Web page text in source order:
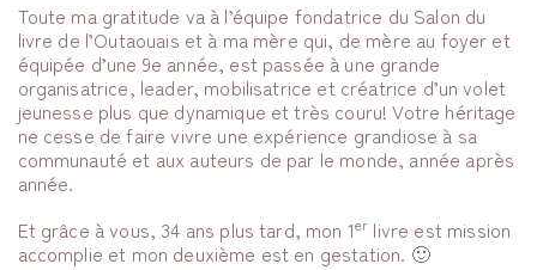
Toute ma gratitude va à l’équipe fondatrice du Salon du
livre de l’Outaouais et à ma mère qui, de mère au foyer et
équipée d’une 9e année, est passée à une grande
organisatrice, leader, mobilisatrice et créatrice d’un volet
jeunesse plus que dynamique et très couru! Votre héritage
ne cesse de faire vivre une expérience grandiose à sa
communauté et aux auteurs de par le monde, année après
année.
Et grâce à vous, 34 ans plus tard, mon 1er livre est mission
accomplie et mon deuxième est en gestation. 🙂